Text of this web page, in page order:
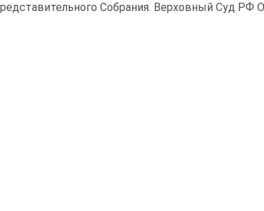
Собрания. Верховный Суд РФ